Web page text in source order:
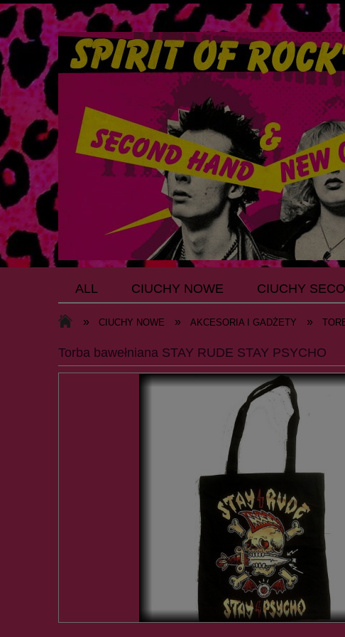
ALL CIUCHY NOWE CIUCHY
» CIUCHY NOWE » AKCESORIA I GADŻETY »
Torba bawełniana STAY RUDE STAY PSYCHO